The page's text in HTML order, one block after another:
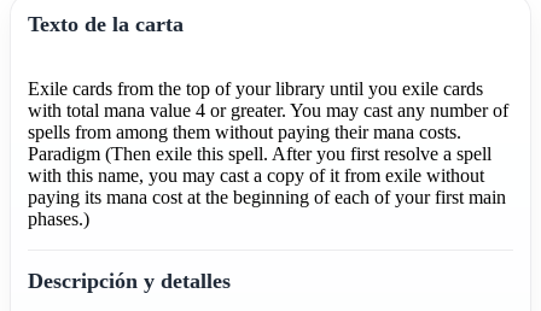
Texto de la carta
Exile cards from the top of your library until you exile cards
with total mana value 4 or greater. You may cast any number of
spells from among them without paying their mana costs.
Paradigm (Then exile this spell. After you first resolve a spell
with this name, you may cast a copy of it from exile without
paying its mana cost at the beginning of each of your first main
phases.)
Descripción y detalles